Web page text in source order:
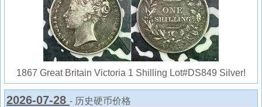
1867 Great Britain Victoria 1 Shilling Lot#DS849 Silver!
2026-07-28 - 历史硬币价格